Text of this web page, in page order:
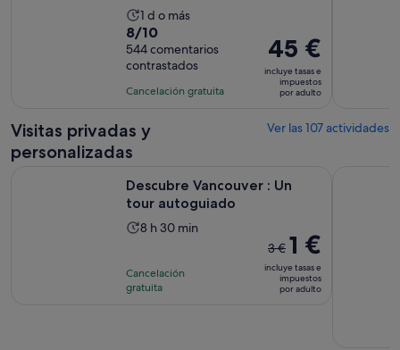
La
duración
de
la
actividad
de
1 día
1 d o más
8.0
sobre
10
con
comentarios
8/10
544 comentarios
contrastados
Cancelación gratuita
El
precio
es
de
por
45 €
incluye tasas e
impuestos
por adulto
Visitas privadas y
personalizadas
Ver las 107 actividades
Descubre Vancouver : Un
tour autoguiado
La
la
8 h 30 min
Cancelación
gratuita
precio
anterior
era
3 € 1 €
incluye tasas e
impuestos
por adulto